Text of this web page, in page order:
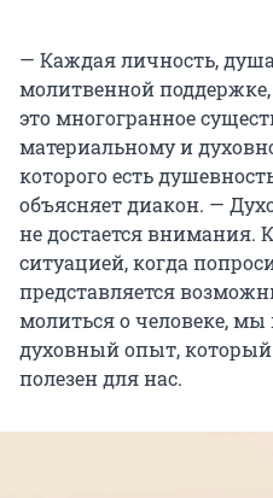
— Каждая личность,
молитвенной
это многогранное
материальному и
которого есть
объясняет диакон. —
не достается внимания.
ситуацией, когда
представляется
молиться о человеке,
духовный опыт, который
полезен для нас.